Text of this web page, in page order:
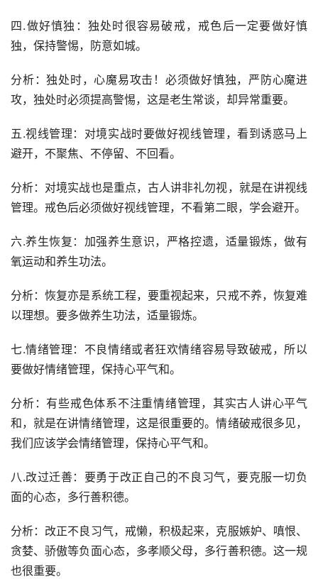
四.做好慎独：独处时很容易破戒，戒色后一定要做好慎
独，保持警惕，防意如城。
分析：独处时，心魔易攻击！必须做好慎独，严防心魔进
攻，独处时必须提高警惕，这是老生常谈，却异常重要。
五.视线管理：对境实战时要做好视线管理，看到诱惑马上
避开，不聚焦、不停留、不回看。
分析：对境实战也是重点，古人讲非礼勿视，就是在讲视线
管理。戒色后必须做好视线管理，不看第二眼，学会避开。
六.养生恢复：加强养生意识，严格控遗，适量锻炼，做有
氧运动和养生功法。
分析：恢复亦是系统工程，要重视起来，只戒不养，恢复难
以理想。要多做养生功法，适量锻炼。
七.情绪管理：不良情绪或者狂欢情绪容易导致破戒，所以
要做好情绪管理，保持心平气和。
分析：有些戒色体系不注重情绪管理，其实古人讲心平气
和，就是在讲情绪管理，这是很重要的。情绪破戒很多见，
我们应该学会情绪管理，保持心平气和。
八.改过迁善：要勇于改正自己的不良习气，要克服一切负
面的心态，多行善积德。
分析：改正不良习气，戒懒，积极起来，克服嫉妒、嗔恨、
贪婪、骄傲等负面心态，多孝顺父母，多行善积德。这一规
也很重要。